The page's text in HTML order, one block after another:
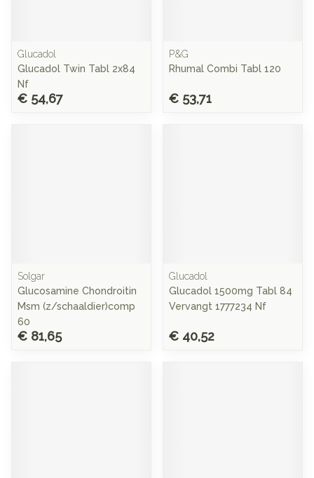
Glucadol
Glucadol Twin Tabl 2x84
Nf
€ 54,67
P&G
Rhumal Combi Tabl 120
€ 53,71
Solgar
Glucosamine Chondroitin
Msm (z/schaaldier)comp
60
€ 81,65
Glucadol
Glucadol 1500mg Tabl 84
Vervangt 1777234 Nf
€ 40,52